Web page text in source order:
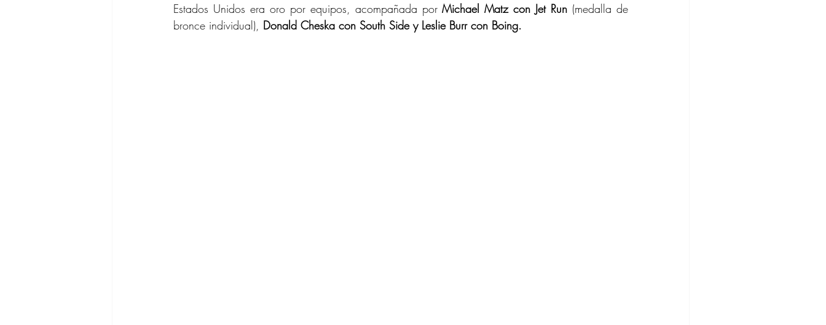
Estados Unidos era oro por equipos, acompañada por Michael Matz con Jet Run (medalla de
bronce individual), Donald Cheska con South Side y Leslie Burr con Boing.